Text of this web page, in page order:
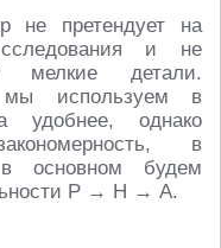
не претендует на
и не
детали.
мы используем в
удобнее, однако
в
в основном будем
Р → Н → А.